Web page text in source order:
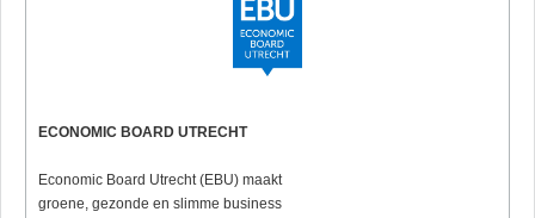
ECONOMIC BOARD UTRECHT
Economic Board Utrecht (EBU) maakt
groene, gezonde en slimme business